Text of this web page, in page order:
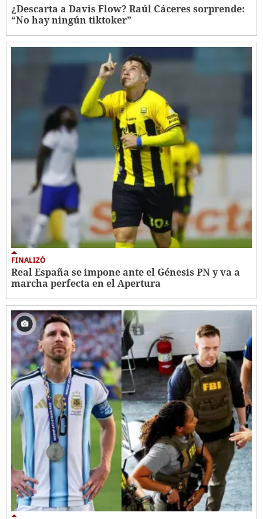
¿Descarta a Davis Flow? Raúl Cáceres sorprende:
“No hay ningún tiktoker”
FINALIZÓ
Real España se impone ante el Génesis PN y va a
marcha perfecta en el Apertura